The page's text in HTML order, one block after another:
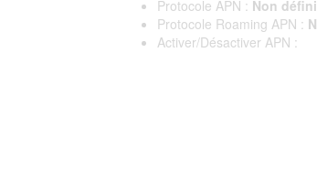
Protocole APN : Non défini
Protocole Roaming APN :
Activer/Désactiver APN :